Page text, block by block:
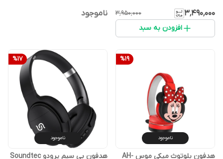
۳٬۴۹۰٬۰۰۰ ۳٬۹۵۰٬۰۰۰
افزودن به سبد
ناموجود
%19
ناموجود
هدفون بلوتوث میکی موس AH-
%17
ناموجود
هدفون بی سیم پرودو Soundtec